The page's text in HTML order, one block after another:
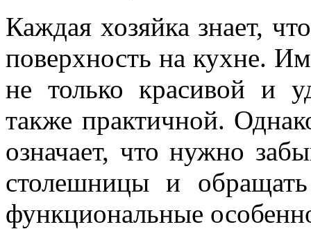
Каждая хозяйка знает,
поверхность на кухне.
не только красивой и
также практичной.
означает, что нужно
столешницы и
функциональные